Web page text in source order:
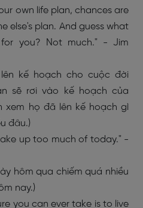
own life plan, chances are
else's plan. And guess what
you? Not much." - Jim
kế hoạch cho cuộc đời
sẽ rơi vào kế hoạch của
xem họ đã lên kế hoạch gì
đâu.)
up too much of today." -
hôm qua chiếm quá nhiều
nay.)
you can ever take is to live